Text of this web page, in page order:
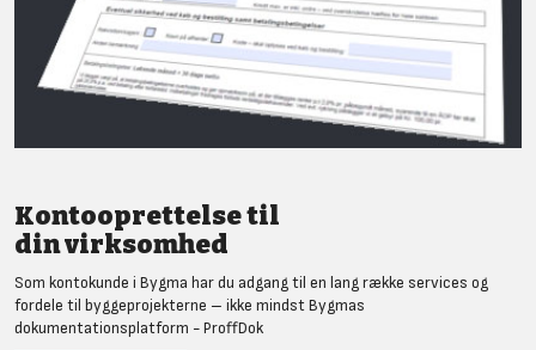
Kontooprettelse til
din virksomhed
Som kontokunde i Bygma har du adgang til en lang række services og
fordele til byggeprojekterne – ikke mindst Bygmas
dokumentationsplatform - ProffDok